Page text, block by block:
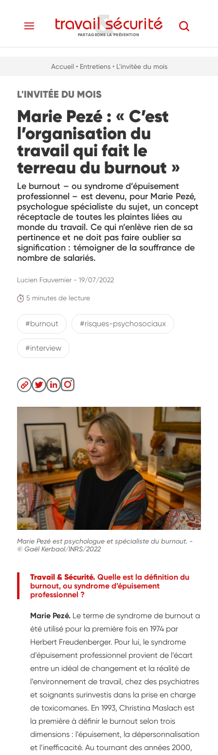
PARTAGEONS LA PRÉVENTION
Accueil • Entretiens • L'invitée du mois
L'INVITÉE DU MOIS
Marie Pezé : « C’est
l’organisation du
travail qui fait le
terreau du burnout »
Le burnout – ou syndrome d’épuisement
professionnel – est devenu, pour Marie Pezé,
psychologue spécialiste du sujet, un concept
réceptacle de toutes les plaintes liées au
monde du travail. Ce qui n’enlève rien de sa
pertinence et ne doit pas faire oublier sa
signification : témoigner de la souffrance de
nombre de salariés.
5 minutes de lecture
Lucien Fauvernier - 19/07/2022
#burnout #risques-psychosociaux
#interview
Marie Pezé est psychologue et spécialiste du burnout. -
© Gaël Kerbaol/INRS/2022
Travail & Sécurité. Quelle est la définition du
burnout, ou syndrome d’épuisement
professionnel ?
Marie Pezé. Le terme de syndrome de burnout a
été utilisé pour la première fois en 1974 par
Herbert Freudenberger. Pour lui, le syndrome
d’épuisement professionnel provient de l’écart
entre un idéal de changement et la réalité de
l’environnement de travail, chez des psychiatres
et soignants surinvestis dans la prise en charge
de toxicomanes. En 1993, Christina Maslach est
la première à définir le burnout selon trois
dimensions : l’épuisement, la dépersonnalisation
et l’inefficacité. Au tournant des années 2000,